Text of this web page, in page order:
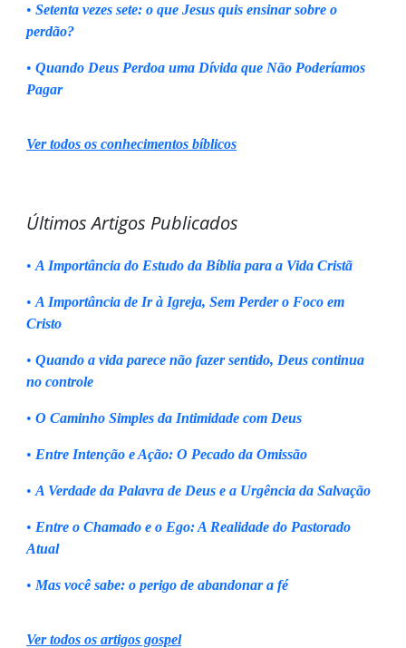
• Setenta vezes sete: o que Jesus quis ensinar sobre o
perdão?
• Quando Deus Perdoa uma Dívida que Não Poderíamos
Pagar
Ver todos os conhecimentos bíblicos
Últimos Artigos Publicados
• A Importância do Estudo da Bíblia para a Vida Cristã
• A Importância de Ir à Igreja, Sem Perder o Foco em
Cristo
• Quando a vida parece não fazer sentido, Deus continua
no controle
• O Caminho Simples da Intimidade com Deus
• Entre Intenção e Ação: O Pecado da Omissão
• A Verdade da Palavra de Deus e a Urgência da Salvação
• Entre o Chamado e o Ego: A Realidade do Pastorado
Atual
• Mas você sabe: o perigo de abandonar a fé
Ver todos os artigos gospel